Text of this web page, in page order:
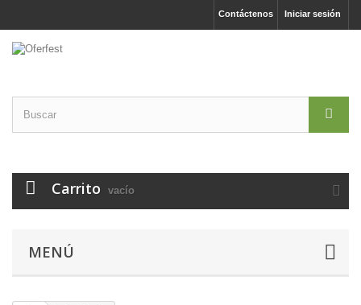
Iniciar sesión
Contáctenos
Carrito vacío
MENÚ